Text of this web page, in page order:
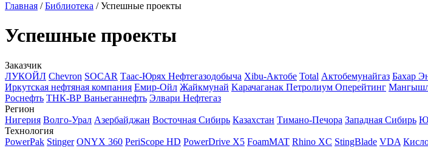
Главная /Библиотека /Успешные проекты
Успешные проекты
Заказчик
ЛУКОЙЛ Chevron SOCAR Таас-Юрях Нефтегазодобыча Xibu-Актобе Total Актобемунайгаз Бахар
Иркутская нефтяная компания Емир-Ойл Жайкмунай Kарачаганак Петролиум Оперейтинг
Роснефть ТНК-ВР Ваньеганнефть Элвари Нефтегаз
Регион
Нигерия Волго-Урал Азербайджан Восточная Сибирь Казахстан Тимано-Печора Западная Сибирь
Технология
PowerPak Stinger ONYX 360 PeriScope HD PowerDrive X5 FoamMAT Rhino XC StingBlade VDA